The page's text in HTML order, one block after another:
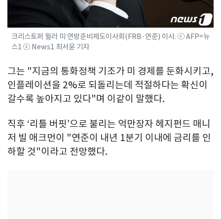
크리스토퍼 월러 미 연방준비제도이사회(FRB·연준) 이사. ⓒ AFP=뉴
스1 ⓒ News1 최서윤 기자
그는 "지금의 통화정책 기조가 미 경제를 둔화시키고,
인플레이션을 2%로 되돌리는데 적절하다는 확신이
갈수록 높아지고 있다"며 이같이 말했다.
직후 ‘리틀 버핏’으로 불리는 억만장자 헤지펀드 매니
저 빌 애크먼이 "연준이 내년 1분기 이내에 금리를 인
하할 것"이라고 전망했다.